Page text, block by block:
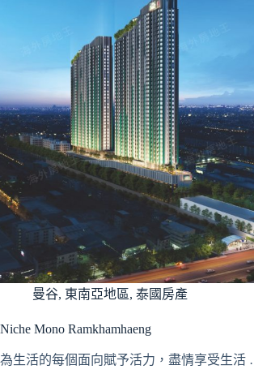
曼谷, 東南亞地區, 泰國房產
Niche Mono Ramkhamhaeng
為生活的每個面向賦予活力，盡情享受生活